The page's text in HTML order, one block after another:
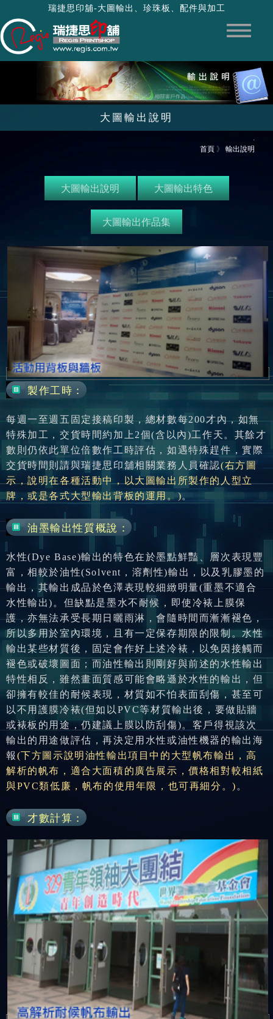
瑞捷思印舖-大圖輸出、珍珠板、配件與加工
大圖輸出說明
‧
首頁 》 輸出說明
大圖輸出說明 大圖輸出特色
大圖輸出作品集
製作工時：
每週一至週五固定接稿印製，總材數每200才內，如無
特殊加工，交貨時間約加上2個(含以內)工作天。其餘才
數則仍依此單位倍數作工時評估，如遇特殊趕件，實際
交貨時間則請與瑞捷思印舖相關業務人員確認(右方圖
示，說明在各種活動中，以大圖輸出所製作的人型立
牌，或是各式大型輸出背板的運用。)。
油墨輸出性質概說：
水性(Dye Base)輸出的特色在於墨點鮮豔、層次表現豐
富，相較於油性(Solvent，溶劑性)輸出，以及乳膠墨的
輸出，其輸出成品於色澤表現較細緻明量(重墨不適合
水性輸出)。但缺點是墨水不耐候，即使冷裱上膜保
護，亦無法承受長期日曬雨淋，會隨時間而漸漸褪色，
所以多用於室內環境，且有一定保存期限的限制。水性
輸出某些材質後，固定會作好上述冷裱，以免因接觸而
褪色或破壞圖面；而油性輸出 則剛好與前述的 水性輸出
特性相反，雖然畫面質感可能會略遜於水性的輸出，但
卻擁有較佳的耐候表現，材質如不怕表面刮傷，甚至可
以不用 護膜冷裱(但如以PVC等材質輸出後，要做貼牆
或裱板 的用途，仍建議 上膜 以防刮傷)。客戶得視該次
輸出的用途做評估，再決定用水性或油性機器的輸出海
報 (下方圖示說明油性輸出項目中的大型帆布輸出，高
解析的帆布，適合大面積的廣告展示，價格相對較相紙
與PVC類低廉，帆布的使用年限，也可再細分。) 。
才數計算：